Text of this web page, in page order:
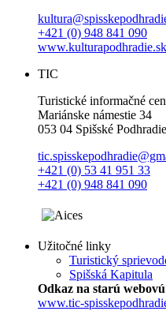
+421 (0) 948 841 090
www.kulturapodhradie.sk
TIC
Turistické informačné
Mariánske námestie 34
053 04 Spišské Podhradie
+421 (0) 53 41 951 33
+421 (0) 948 841 090
Užitočné linky
Turistický
Spišská Kapitula
Odkaz na starú
www.tic-